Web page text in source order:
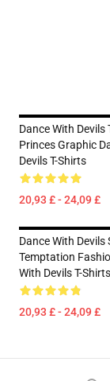
Dance With Devils
Princes Graphic
Devils T-Shirts
20,93 £ - 24,09 £
Dance With Devils
Temptation
With Devils T-Shirts
20,93 £ - 24,09 £